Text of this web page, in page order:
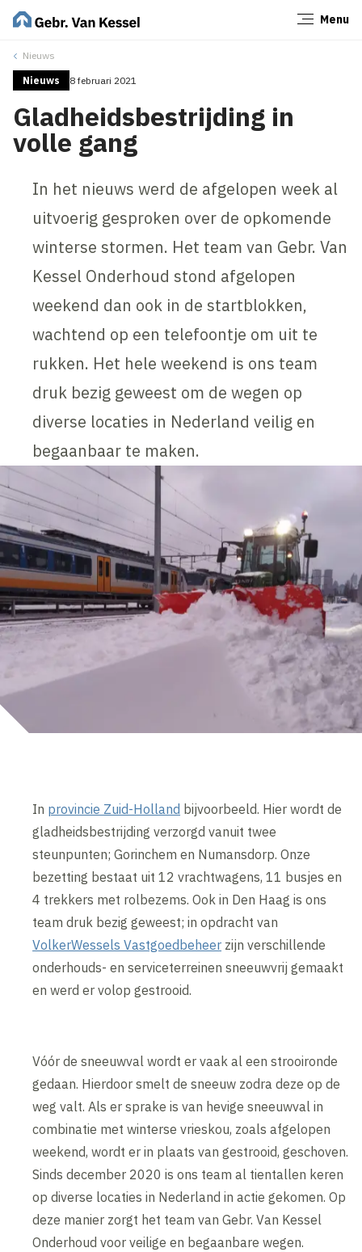
Menu
Nieuws
Nieuws 8 februari 2021
Gladheidsbestrijding in
volle gang
In het nieuws werd de afgelopen week al
uitvoerig gesproken over de opkomende
winterse stormen. Het team van Gebr. Van
Kessel Onderhoud stond afgelopen
weekend dan ook in de startblokken,
wachtend op een telefoontje om uit te
rukken. Het hele weekend is ons team
druk bezig geweest om de wegen op
diverse locaties in Nederland veilig en
begaanbaar te maken.
In provincie Zuid-Holland bijvoorbeeld. Hier wordt de
gladheidsbestrijding verzorgd vanuit twee
steunpunten; Gorinchem en Numansdorp. Onze
bezetting bestaat uit 12 vrachtwagens, 11 busjes en
4 trekkers met rolbezems. Ook in Den Haag is ons
team druk bezig geweest; in opdracht van
VolkerWessels Vastgoedbeheer zijn verschillende
onderhouds- en serviceterreinen sneeuwvrij gemaakt
en werd er volop gestrooid.
Vóór de sneeuwval wordt er vaak al een strooironde
gedaan. Hierdoor smelt de sneeuw zodra deze op de
weg valt. Als er sprake is van hevige sneeuwval in
combinatie met winterse vrieskou, zoals afgelopen
weekend, wordt er in plaats van gestrooid, geschoven.
Sinds december 2020 is ons team al tientallen keren
op diverse locaties in Nederland in actie gekomen. Op
deze manier zorgt het team van Gebr. Van Kessel
Onderhoud voor veilige en begaanbare wegen.
Sluiten